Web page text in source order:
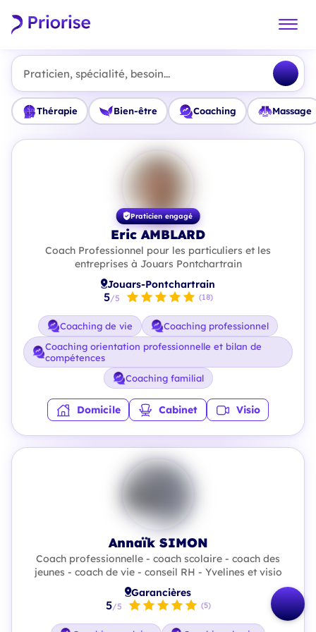
Praticien, spécialité, besoin...
Thérapie Bien-être Coaching Massage
Praticien engagé
Eric AMBLARD
Coach Professionnel pour les particuliers et les
entreprises à Jouars Pontchartrain
Jouars-Pontchartrain
5/5 (18)
Coaching de vie
Coaching professionnel
Coaching orientation professionnelle et bilan de
compétences
Coaching familial
Domicile Cabinet Visio
Annaïk SIMON
Coach professionnelle - coach scolaire - coach des
jeunes - coach de vie - conseil RH - Yvelines et visio
Garancières
5/5 (5)